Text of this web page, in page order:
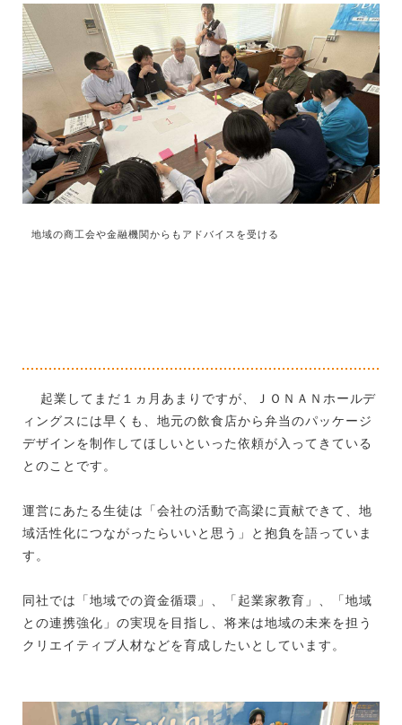
地域の商工会や金融機関からもアドバイスを受ける
起業してまだ１ヵ月あまりですが、ＪＯＮＡＮホールデ
ィングスには早くも、地元の飲食店から弁当のパッケージ
デザインを制作してほしいといった依頼が入ってきている
とのことです。
運営にあたる生徒は「会社の活動で高梁に貢献できて、地
域活性化につながったらいいと思う」と抱負を語っていま
す。
同社では「地域での資金循環」、「起業家教育」、「地域
との連携強化」の実現を目指し、将来は地域の未来を担う
クリエイティブ人材などを育成したいとしています。